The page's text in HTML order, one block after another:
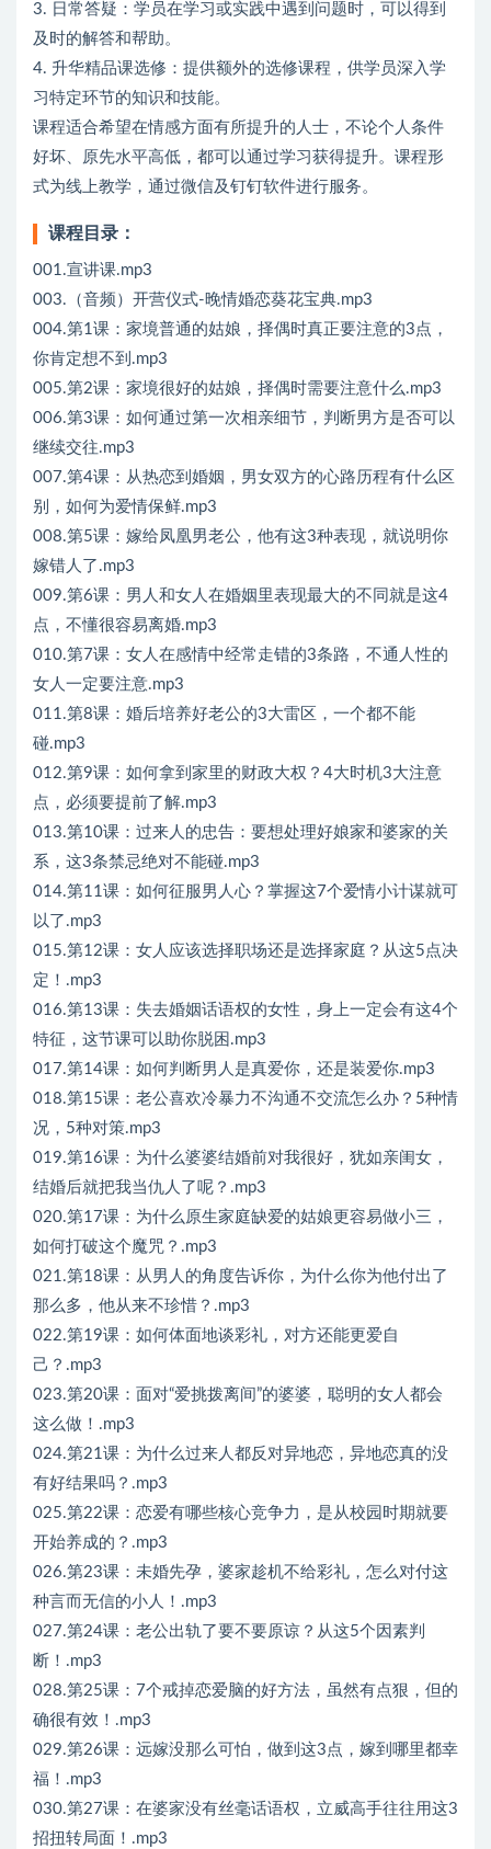
3. 日常答疑：学员在学习或实践中遇到问题时，可以得到
及时的解答和帮助。
4. 升华精品课选修：提供额外的选修课程，供学员深入学
习特定环节的知识和技能。
课程适合希望在情感方面有所提升的人士，不论个人条件
好坏、原先水平高低，都可以通过学习获得提升。课程形
式为线上教学，通过微信及钉钉软件进行服务。
课程目录：
001.宣讲课.mp3
003.（音频）开营仪式-晚情婚恋葵花宝典.mp3
004.第1课：家境普通的姑娘，择偶时真正要注意的3点，
你肯定想不到.mp3
005.第2课：家境很好的姑娘，择偶时需要注意什么.mp3
006.第3课：如何通过第一次相亲细节，判断男方是否可以
继续交往.mp3
007.第4课：从热恋到婚姻，男女双方的心路历程有什么区
别，如何为爱情保鲜.mp3
008.第5课：嫁给凤凰男老公，他有这3种表现，就说明你
嫁错人了.mp3
009.第6课：男人和女人在婚姻里表现最大的不同就是这4
点，不懂很容易离婚.mp3
010.第7课：女人在感情中经常走错的3条路，不通人性的
女人一定要注意.mp3
011.第8课：婚后培养好老公的3大雷区，一个都不能
碰.mp3
012.第9课：如何拿到家里的财政大权？4大时机3大注意
点，必须要提前了解.mp3
013.第10课：过来人的忠告：要想处理好娘家和婆家的关
系，这3条禁忌绝对不能碰.mp3
014.第11课：如何征服男人心？掌握这7个爱情小计谋就可
以了.mp3
015.第12课：女人应该选择职场还是选择家庭？从这5点决
定！.mp3
016.第13课：失去婚姻话语权的女性，身上一定会有这4个
特征，这节课可以助你脱困.mp3
017.第14课：如何判断男人是真爱你，还是装爱你.mp3
018.第15课：老公喜欢冷暴力不沟通不交流怎么办？5种情
况，5种对策.mp3
019.第16课：为什么婆婆结婚前对我很好，犹如亲闺女，
结婚后就把我当仇人了呢？.mp3
020.第17课：为什么原生家庭缺爱的姑娘更容易做小三，
如何打破这个魔咒？.mp3
021.第18课：从男人的角度告诉你，为什么你为他付出了
那么多，他从来不珍惜？.mp3
022.第19课：如何体面地谈彩礼，对方还能更爱自
己？.mp3
023.第20课：面对“爱挑拨离间”的婆婆，聪明的女人都会
这么做！.mp3
024.第21课：为什么过来人都反对异地恋，异地恋真的没
有好结果吗？.mp3
025.第22课：恋爱有哪些核心竞争力，是从校园时期就要
开始养成的？.mp3
026.第23课：未婚先孕，婆家趁机不给彩礼，怎么对付这
种言而无信的小人！.mp3
027.第24课：老公出轨了要不要原谅？从这5个因素判
断！.mp3
028.第25课：7个戒掉恋爱脑的好方法，虽然有点狠，但的
确很有效！.mp3
029.第26课：远嫁没那么可怕，做到这3点，嫁到哪里都幸
福！.mp3
030.第27课：在婆家没有丝毫话语权，立威高手往往用这3
招扭转局面！.mp3